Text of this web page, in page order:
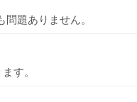
題ありません。
す。